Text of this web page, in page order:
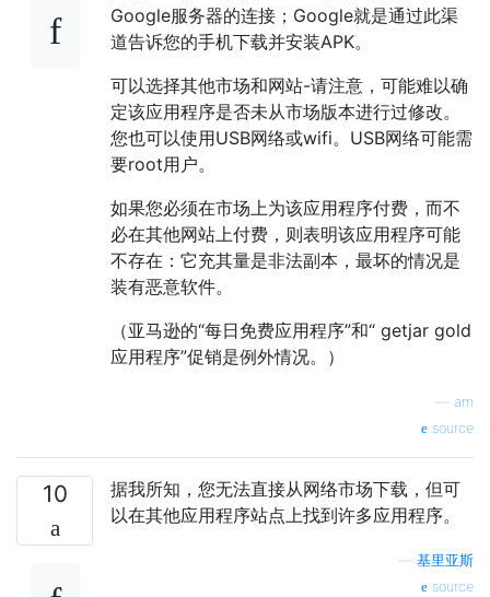
Google服务器的连接；Google就是通过此渠
道告诉您的手机下载并安装APK。
可以选择其他市场和网站-请注意，可能难以确
定该应用程序是否未从市场版本进行过修改。
您也可以使用USB网络或wifi。USB网络可能需
要root用户。
如果您必须在市场上为该应用程序付费，而不
必在其他网站上付费，则表明该应用程序可能
不存在：它充其量是非法副本，最坏的情况是
装有恶意软件。
（亚马逊的“每日免费应用程序”和“ getjar gold
应用程序”促销是例外情况。）
am
source
10
据我所知，您无法直接从网络市场下载，但可
以在其他应用程序站点上找到许多应用程序。
基里亚斯
source